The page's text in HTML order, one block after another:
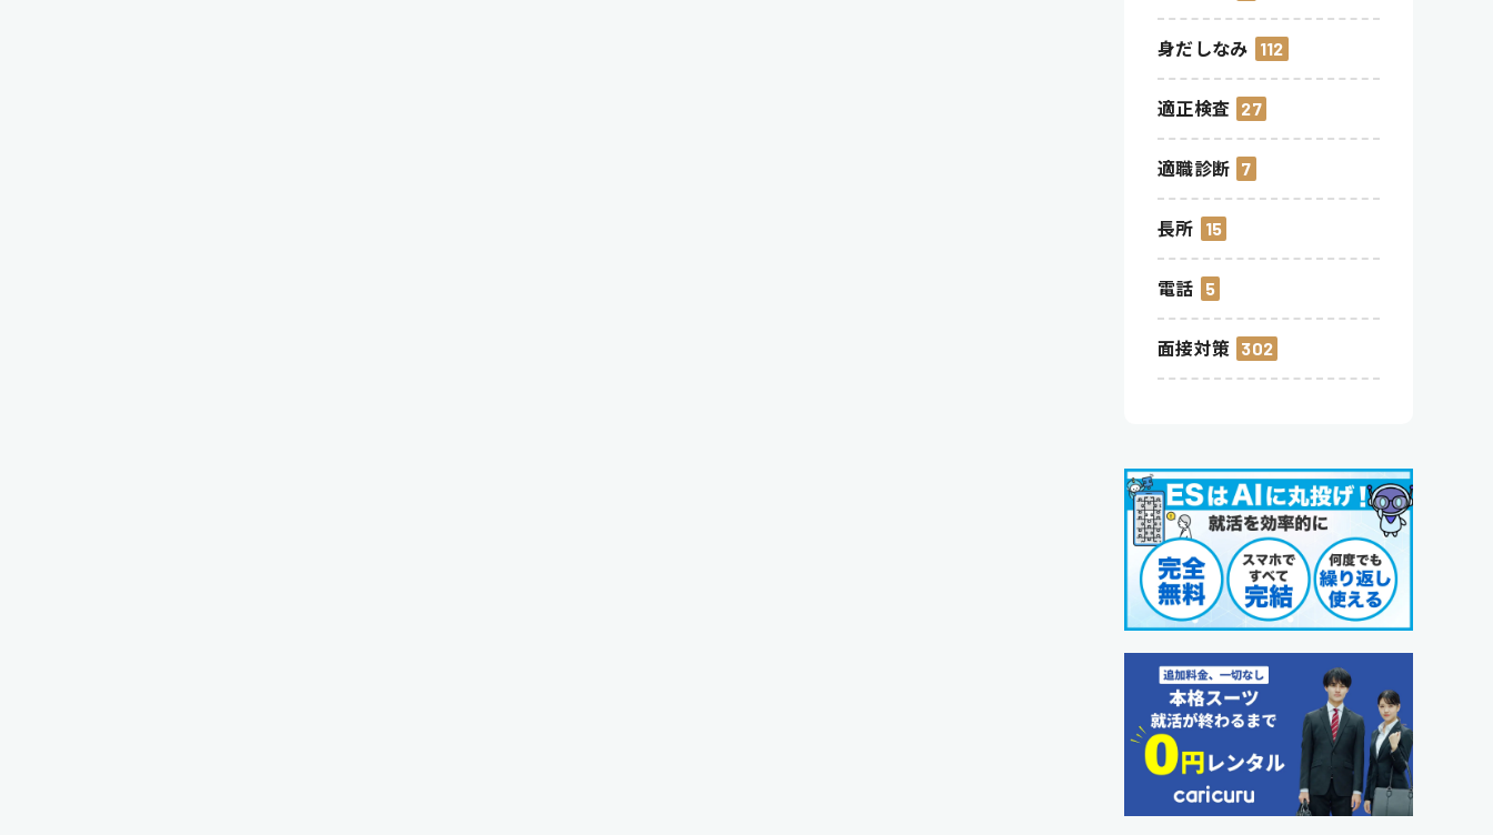
身だしなみ 112
適正検査 27
適職診断 7
長所 15
電話 5
面接対策 302